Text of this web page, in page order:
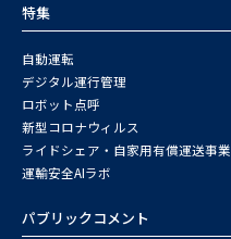
特集
自動運転
デジタル運行管理
ロボット点呼
新型コロナウィルス
ライドシェア・自家用有償運送事業
運輸安全AIラボ
パブリックコメント